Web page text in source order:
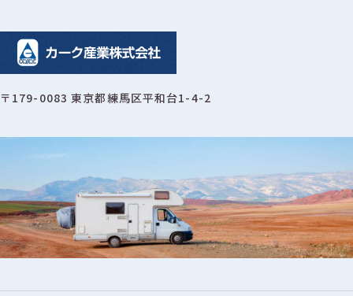
〒179-0083 東京都練馬区平和台1-4-2